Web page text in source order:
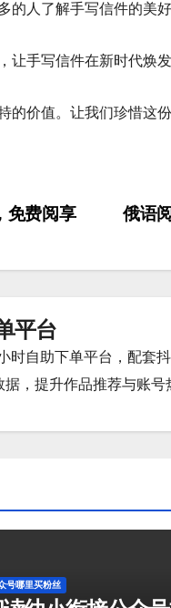
人了解手写信件的美
手写信件在新时代焕发
价值。让我们珍惜这
俄语
免费阅享
平台
时自助下单平台，配套
，提升作品推荐与账号
号哪里买粉丝